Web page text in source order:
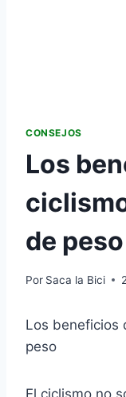
CONSEJOS
Los
de peso
Por Saca la Bici
Los beneficios
peso
El ciclismo no